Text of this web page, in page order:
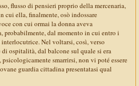
flusso di pensieri proprio della mercenaria,
cui ella, finalmente, osò indossare
con cui ormai la donna aveva
probabilmente, dal momento in cui entro i
Nel voltarsi, così, verso
ospitalità, dal balcone sul quale si era
smarrirsi, non vi poté essere
guardia cittadina presentatasi qual